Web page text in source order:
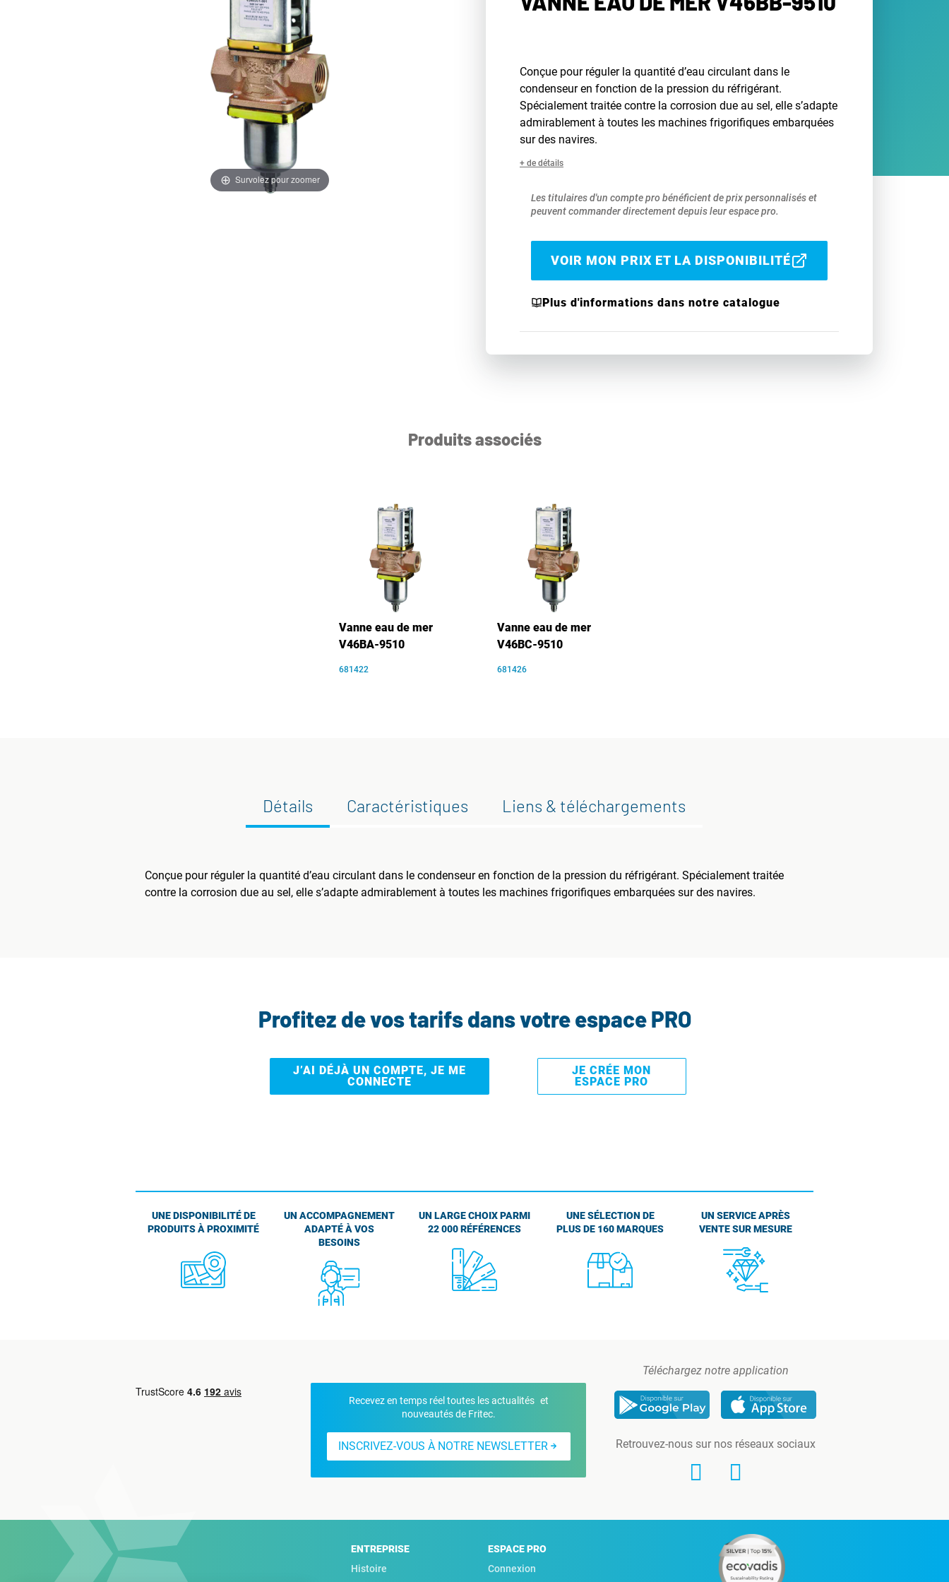
Survolez pour zoomer
Conçue pour réguler la quantité d’eau circulant dans le
condenseur en fonction de la pression du réfrigérant.
Spécialement traitée contre la corrosion due au sel, elle s’adapte
admirablement à toutes les machines frigorifiques embarquées
sur des navires.
+ de détails
Les titulaires d'un compte pro bénéficient de prix personnalisés et
peuvent commander directement depuis leur espace pro.
VOIR MON PRIX ET LA DISPONIBILITÉ
Plus d'informations dans notre catalogue
Produits associés
Vanne eau de mer
V46BA-9510
681422
Vanne eau de mer
V46BC-9510
681426
Détails Caractéristiques Liens & téléchargements
Conçue pour réguler la quantité d’eau circulant dans le condenseur en fonction de la pression du réfrigérant. Spécialement traitée
contre la corrosion due au sel, elle s’adapte admirablement à toutes les machines frigorifiques embarquées sur des navires.
Profitez de vos tarifs dans votre espace PRO
J’AI DÉJÀ UN COMPTE, JE ME
CONNECTE
JE CRÉE MON
ESPACE PRO
UNE DISPONIBILITÉ DE
PRODUITS À PROXIMITÉ
UN ACCOMPAGNEMENT
ADAPTÉ À VOS
BESOINS
UN LARGE CHOIX PARMI
22 000 RÉFÉRENCES
UNE SÉLECTION DE
PLUS DE 160 MARQUES
UN SERVICE APRÈS
VENTE SUR MESURE
Recevez en temps réel toutes les actualités et
nouveautés de Fritec.
INSCRIVEZ-VOUS À NOTRE NEWSLETTER
Téléchargez notre application
Retrouvez-nous sur nos réseaux sociaux
ENTREPRISE
Histoire
ESPACE PRO
Connexion